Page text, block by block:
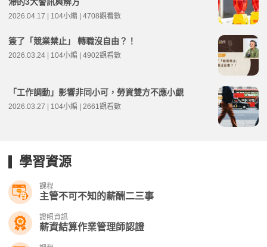
滯的3大警訊與解方
2026.04.17 | 104小編 | 4708觀看數
簽了「競業禁止」 轉職沒自由？！
2026.03.24 | 104小編 | 4902觀看數
「工作調動」影響非同小可，勞資雙方不應小覷
2026.03.27 | 104小編 | 2661觀看數
學習資源
課程
主管不可不知的薪酬二三事
證照資訊
薪資結算作業管理師認證